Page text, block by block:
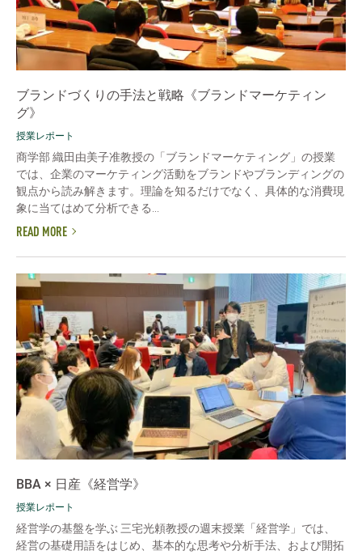
ブランドづくりの手法と戦略《ブランドマーケティン
グ》
授業レポート
商学部 織田由美子准教授の「ブランドマーケティング」の授業
では、企業のマーケティング活動をブランドやブランディングの
観点から読み解きます。理論を知るだけでなく、具体的な消費現
象に当てはめて分析できる...
READ MORE
BBA × 日産《経営学》
授業レポート
経営学の基盤を学ぶ 三宅光頼教授の週末授業「経営学」では、
経営の基礎用語をはじめ、基本的な思考や分析手法、および開拓